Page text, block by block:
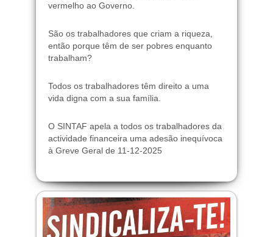
vermelho ao Governo.
São os trabalhadores que criam a riqueza,
então porque têm de ser pobres enquanto
trabalham?
Todos os trabalhadores têm direito a uma
vida digna com a sua família.
O SINTAF apela a todos os trabalhadores da
actividade financeira uma adesão inequívoca
à Greve Geral de 11-12-2025